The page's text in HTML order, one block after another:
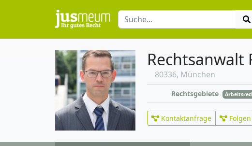
Rechtsanwalt
80336, München
Rechtsgebiete
Kontaktanfrage Folgen